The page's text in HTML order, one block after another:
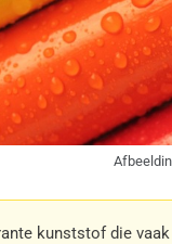
kunststof die